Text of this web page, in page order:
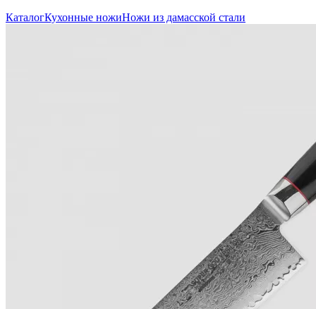
КаталогКухонные ножиНожи из дамасской стали